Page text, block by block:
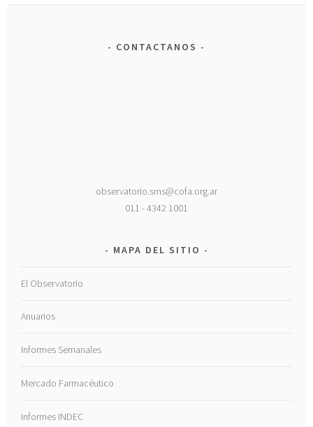
CONTACTANOS
observatorio.sms@cofa.org.ar
011 - 4342 1001
MAPA DEL SITIO
El Observatorio
Anuarios
Informes Semanales
Mercado Farmacéutico
Informes INDEC